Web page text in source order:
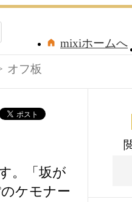
mixiホームへ
オフ板
。「坂が
ケモナー